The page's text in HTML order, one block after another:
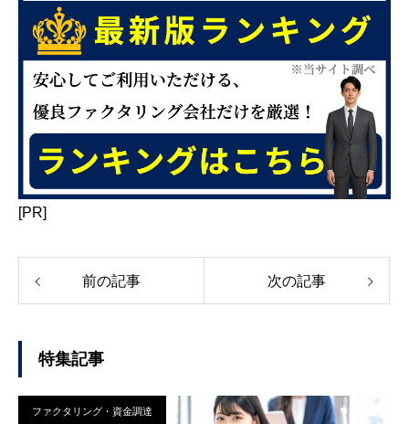
[PR]
前の記事 次の記事
特集記事
ファクタリング・資金調達